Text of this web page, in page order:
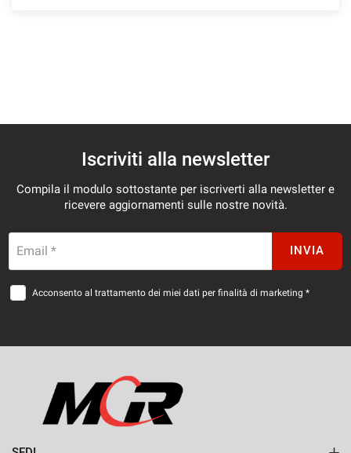
Iscriviti alla newsletter
Compila il modulo sottostante per iscriverti alla newsletter e
ricevere aggiornamenti sulle nostre novità.
Email * INVIA
Acconsento al trattamento dei miei dati per finalità di marketing *